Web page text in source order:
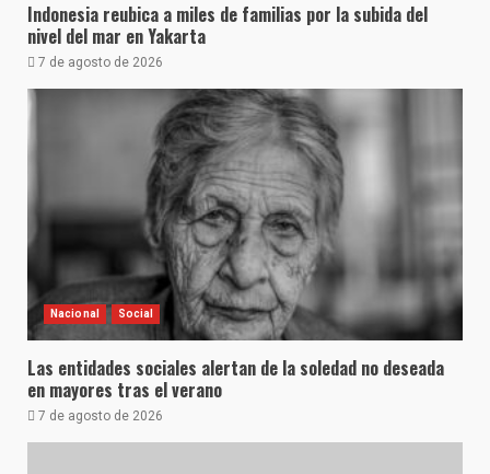
Indonesia reubica a miles de familias por la subida del
nivel del mar en Yakarta
7 de agosto de 2026
Nacional Social
Las entidades sociales alertan de la soledad no deseada
en mayores tras el verano
7 de agosto de 2026